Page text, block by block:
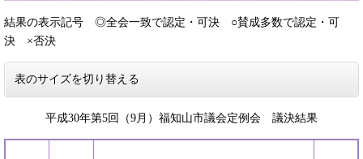
結果の表示記号 ◎全会一致で認定・可決 ○賛成多数で認定・可
決 ×否決
表のサイズを切り替える
平成30年第5回（9月）福知山市議会定例会 議決結果